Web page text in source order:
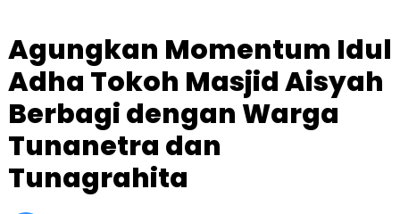
Agungkan Momentum Idul
Adha Tokoh Masjid Aisyah
Berbagi dengan Warga
Tunanetra dan
Tunagrahita